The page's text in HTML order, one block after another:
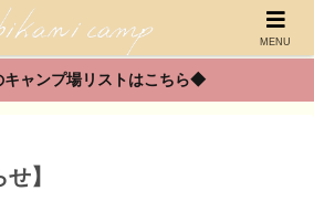
ャンプ場リストはこちら◆
】
MENU